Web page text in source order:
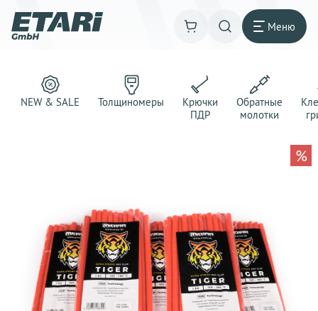
Меню
NEW & SALE Толщиномеры
Крючки
ПДР
Обратные
молотки
%